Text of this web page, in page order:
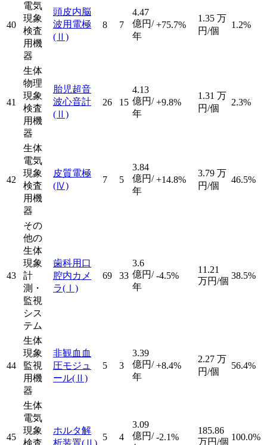
40
電気
現象
検査
用機
器
頭皮内脳
波用電極
(Ⅱ)
8 7
4.47
億円/
年
+75.7%
1.35 万
円/個
1.2%
41
生体
物理
現象
検査
用機
器
胎児超音
波心音計
(Ⅱ)
26 15
4.13
億円/
年
+9.8%
1.31 万
円/個
2.3%
42
生体
電気
現象
検査
用機
器
皮質電極
(Ⅳ)
7 5
3.84
億円/
年
+14.8%
3.79 万
円/個
46.5%
43
その
他の
生体
現象
計
測・
監視
シス
テム
歯科用口
腔内カメ
ラ(Ⅰ)
69 33
3.6
億円/
年
-4.5%
11.21
万円/個
38.5%
44
生体
現象
監視
用機
器
非観血血
圧モジュ
ール(Ⅱ)
5 3
3.39
億円/
年
+8.4%
2.27 万
円/個
56.4%
45
生体
電気
現象
ホルタ解
5 4
3.09
億円/ -2.1%
185.86
万円/個 100.0%